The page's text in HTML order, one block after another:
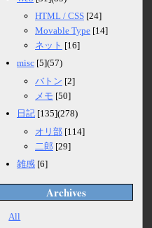
HTML / CSS [24]
Movable Type [14]
ネット [16]
misc [5](57)
バトン [2]
メモ [50]
日記 [135](278)
オリ部 [114]
二郎 [29]
雑感 [6]
Archives
All